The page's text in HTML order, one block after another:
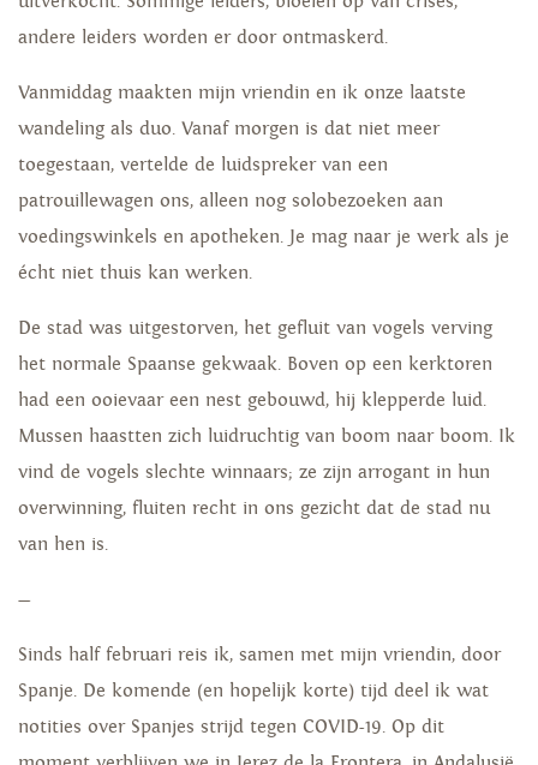
andere leiders worden er door ontmaskerd.
Vanmiddag maakten mijn vriendin en ik onze laatste
wandeling als duo. Vanaf morgen is dat niet meer
toegestaan, vertelde de luidspreker van een
patrouillewagen ons, alleen nog solobezoeken aan
voedingswinkels en apotheken. Je mag naar je werk als je
écht niet thuis kan werken.
De stad was uitgestorven, het gefluit van vogels verving
het normale Spaanse gekwaak. Boven op een kerktoren
had een ooievaar een nest gebouwd, hij klepperde luid.
Mussen haastten zich luidruchtig van boom naar boom. Ik
vind de vogels slechte winnaars; ze zijn arrogant in hun
overwinning, fluiten recht in ons gezicht dat de stad nu
van hen is.
—
Sinds half februari reis ik, samen met mijn vriendin, door
Spanje. De komende (en hopelijk korte) tijd deel ik wat
notities over Spanjes strijd tegen COVID-19. Op dit